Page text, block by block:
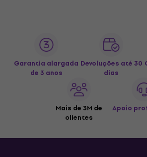
Garantia alargada
de 3 anos
Devoluções até 30
dias
Mais de 3M de
clientes
Apoio